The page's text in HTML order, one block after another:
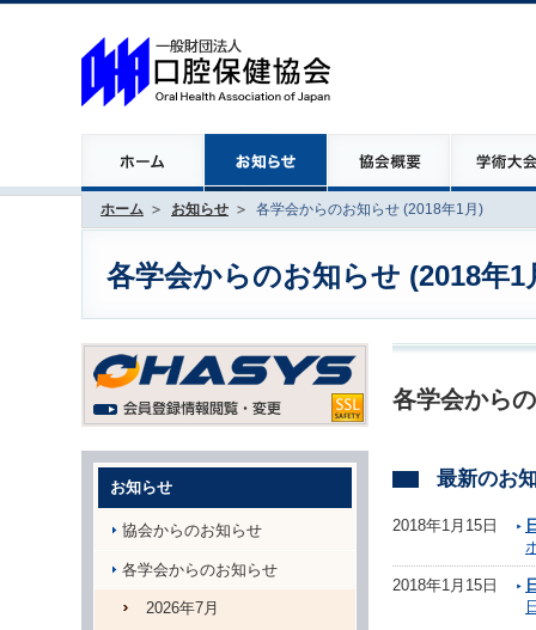
ホーム お知らせ 各学会からのお知らせ (2018年1月)
各学会からのお知らせ (2018年1
各学会から
最新のお
2018年1月15日
2018年1月15日
お知らせ
協会からのお知らせ
各学会からのお知らせ
2026年7月